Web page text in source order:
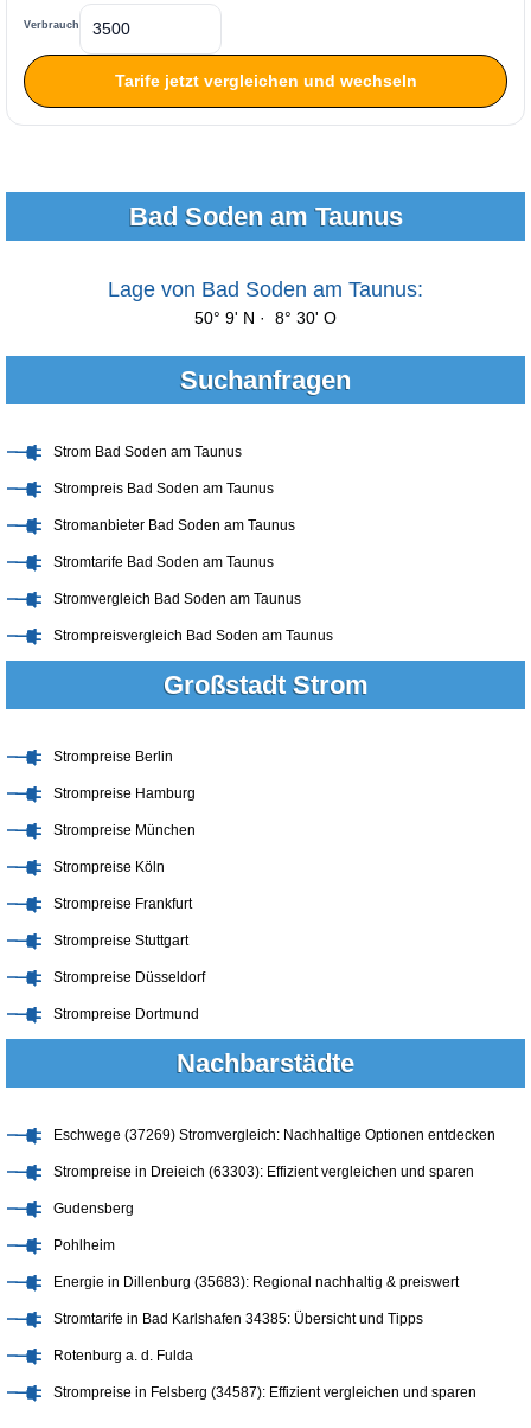
Verbrauch
Tarife jetzt vergleichen und wechseln
Bad Soden am Taunus
Lage von Bad Soden am Taunus:
50° 9' N · 8° 30' O
Suchanfragen
Strom Bad Soden am Taunus
Strompreis Bad Soden am Taunus
Stromanbieter Bad Soden am Taunus
Stromtarife Bad Soden am Taunus
Stromvergleich Bad Soden am Taunus
Strompreisvergleich Bad Soden am Taunus
Großstadt Strom
Strompreise Berlin
Strompreise Hamburg
Strompreise München
Strompreise Köln
Strompreise Frankfurt
Strompreise Stuttgart
Strompreise Düsseldorf
Strompreise Dortmund
Nachbarstädte
Eschwege (37269) Stromvergleich: Nachhaltige Optionen entdecken
Strompreise in Dreieich (63303): Effizient vergleichen und sparen
Gudensberg
Pohlheim
Energie in Dillenburg (35683): Regional nachhaltig & preiswert
Stromtarife in Bad Karlshafen 34385: Übersicht und Tipps
Rotenburg a. d. Fulda
Strompreise in Felsberg (34587): Effizient vergleichen und sparen